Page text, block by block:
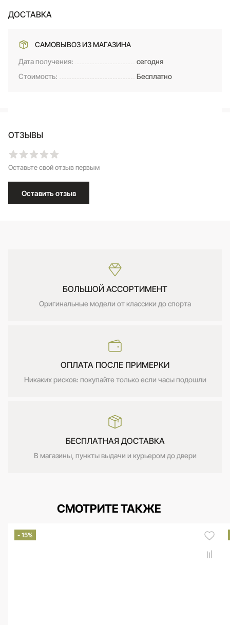
ДОСТАВКА
САМОВЫВОЗ ИЗ МАГАЗИНА
Дата получения:
сегодня
Стоимость:
Бесплатно
ОТЗЫВЫ
Оставьте свой отзыв первым
Оставить отзыв
БОЛЬШОЙ АССОРТИМЕНТ
Оригинальные модели от классики до спорта
ОПЛАТА ПОСЛЕ ПРИМЕРКИ
Никаких рисков: покупайте только если часы подошли
БЕСПЛАТНАЯ ДОСТАВКА
В магазины, пункты выдачи и курьером до двери
СМОТРИТЕ ТАКЖЕ
- 15%